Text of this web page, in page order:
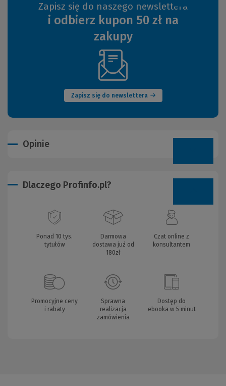
Zapisz się do naszego newslettera
i odbierz kupon 50 zł na
zakupy
Zapisz się do newslettera
(Nowe
okno)
Opinie
Dlaczego Profinfo.pl?
Ponad 10 tys.
tytułów
Darmowa
dostawa już od
180zł
Czat online z
konsultantem
Promocyjne ceny
i rabaty
Sprawna
realizacja
zamówienia
Dostęp do
ebooka w 5 minut